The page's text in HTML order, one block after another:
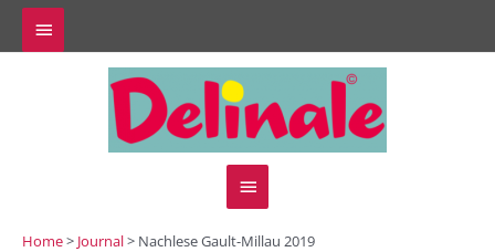
Zum
Inhalt
springen
Above
Hauptmenü
Home> Journal> Nachlese Gault-Millau 2019